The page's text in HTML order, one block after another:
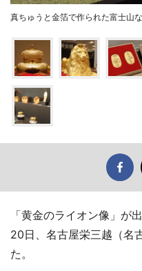
真ちゅうと金箔で作られた富士山
「黄金のライオン像」が
20日、名古屋栄三越（名
た。